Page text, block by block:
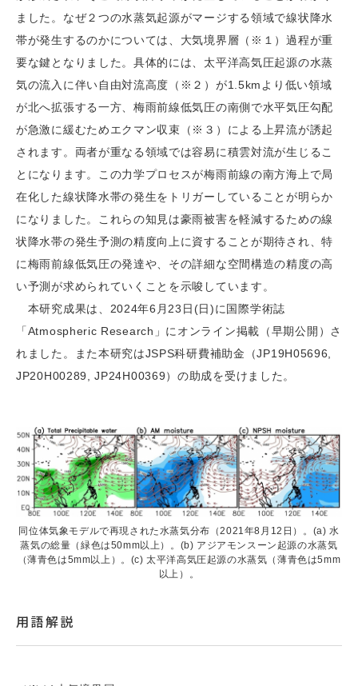
ました。なぜ２つの水蒸気起源がマージする領域で線状降水
帯が発生するのかについては、大気境界層（※１）過程が重
要な鍵となりました。具体的には、太平洋高気圧起源の水蒸
気の流入に伴い自由対流高度（※２）が1.5kmより低い領域
が北へ拡張する一方、梅雨前線低気圧の南側で水平気圧勾配
が急激に緩むためエクマン収束（※３）による上昇流が誘起
されます。両者が重なる領域では容易に積雲対流が生じるこ
とになります。この力学プロセスが梅雨前線の南方海上で局
在化した線状降水帯の発生をトリガーしていることが明らか
になりました。これらの知見は豪雨被害を軽減するための線
状降水帯の発生予測の精度向上に資することが期待され、特
に梅雨前線低気圧の発達や、その詳細な空間構造の精度の高
い予測が求められていくことを示唆しています。
本研究成果は、2024年6月23日(日)に国際学術誌
「Atmospheric Research」にオンライン掲載（早期公開）さ
れました。また本研究はJSPS科研費補助金（JP19H05696,
JP20H00289, JP24H00369）の助成を受けました。
同位体気象モデルで再現された水蒸気分布（2021年8月12日）。(a) 水
蒸気の総量（緑色は50mm以上）。(b) アジアモンスーン起源の水蒸気
（薄青色は5mm以上）。(c) 太平洋高気圧起源の水蒸気（薄青色は5mm
以上）。
用語解説